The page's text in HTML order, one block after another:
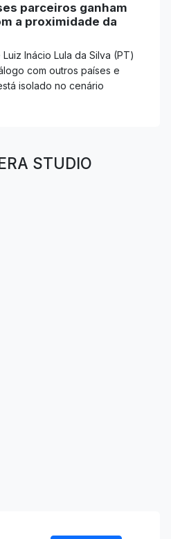
parceiros ganham
a proximidade da
Inácio Lula da Silva (PT)
com outros países e
isolado no cenário
STUDIO